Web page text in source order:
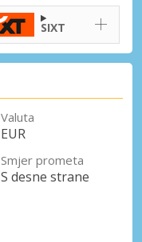
SIXT
Valuta
EUR
Smjer prometa
S desne strane